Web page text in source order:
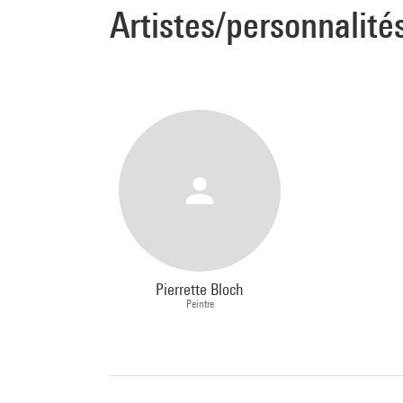
Artistes/
Pierrette Bloch
Peintre